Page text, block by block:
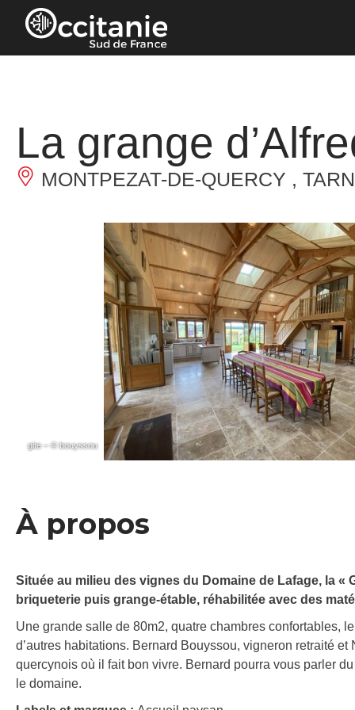
Panneau de gestion des cookies
La grange
MONTPEZAT-DE-QUERCY ,
gite – © bouyssou
À propos
Située au milieu des vignes du Domaine de Lafage, la «
briqueterie puis grange-étable, réhabilitée avec des
Une grande salle de 80m2, quatre chambres confortables,
d’autres habitations. Bernard Bouyssou, vigneron retraité
quercynois où il fait bon vivre. Bernard pourra vous parler
le domaine.